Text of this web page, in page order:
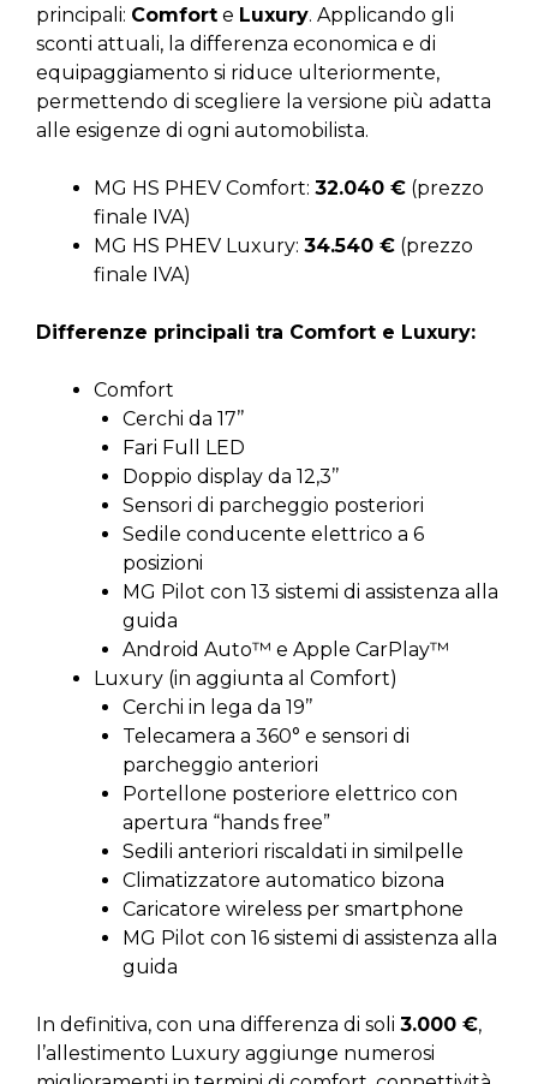
principali: Comfort e Luxury. Applicando gli
sconti attuali, la differenza economica e di
equipaggiamento si riduce ulteriormente,
permettendo di scegliere la versione più adatta
alle esigenze di ogni automobilista.
MG HS PHEV Comfort: 32.040 € (prezzo
finale IVA)
MG HS PHEV Luxury: 34.540 € (prezzo
finale IVA)
Differenze principali tra Comfort e Luxury:
Comfort
Cerchi da 17’’
Fari Full LED
Doppio display da 12,3’’
Sensori di parcheggio posteriori
Sedile conducente elettrico a 6
posizioni
MG Pilot con 13 sistemi di assistenza alla
guida
Android Auto™ e Apple CarPlay™
Luxury (in aggiunta al Comfort)
Cerchi in lega da 19’’
Telecamera a 360° e sensori di
parcheggio anteriori
Portellone posteriore elettrico con
apertura “hands free”
Sedili anteriori riscaldati in similpelle
Climatizzatore automatico bizona
Caricatore wireless per smartphone
MG Pilot con 16 sistemi di assistenza alla
guida
In definitiva, con una differenza di soli 3.000 €,
l’allestimento Luxury aggiunge numerosi